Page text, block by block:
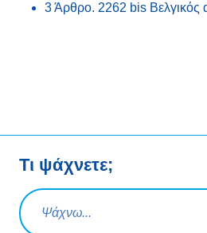
3 Άρθρο. 2262 bis Βελγικός
Τι ψάχνετε;
Ερώτηση αναζήτησης